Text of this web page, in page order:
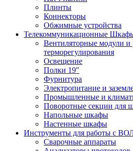
Плинты
Коннекторы
Обжимные устройства
Телекоммуникационные
Вентиляторные модули и
терморегулирования
Освещение
Полки 19″
Фурнитура
Электропитание и
Промышленные и
Поворотные секции для
Напольные шкафы
Настенные шкафы
Инструменты для работы с
Сварочные аппараты